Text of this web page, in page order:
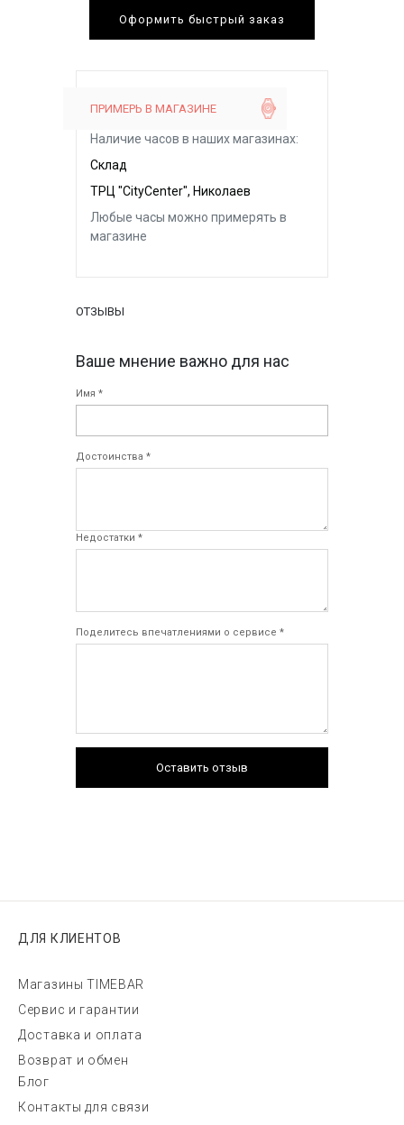
Оформить быстрый заказ
ПРИМЕРЬ В МАГАЗИНЕ
Наличие часов в наших магазинах:
Склад
ТРЦ "CityCenter", Николаев
Любые часы можно примерять в
магазине
ОТЗЫВЫ
Ваше мнение важно для нас
Имя *
Достоинства *
Недостатки *
Поделитесь впечатлениями о сервисе *
Оставить отзыв
ДЛЯ КЛИЕНТОВ
Магазины TIMEBAR
Сервис и гарантии
Доставка и оплата
Возврат и обмен
Блог
Контакты для связи